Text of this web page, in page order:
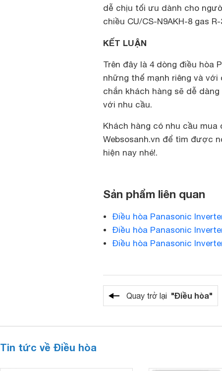
dễ chịu tối ưu dành cho
chiều CU/CS-N9AKH-8 gas
KẾT LUẬN
Trên đây là 4 dòng điều hòa
những thế mạnh riêng và
chắn khách hàng sẽ dễ
với nhu cầu.
Khách hàng có nhu cầu
Websosanh.vn để tìm được
hiện nay nhé!.
Sản phẩm liên quan
Điều hòa Panasonic
Điều hòa Panasonic
Điều hòa Panasonic
Quay trở lại "Điều hòa"
Tin tức về Điều hòa